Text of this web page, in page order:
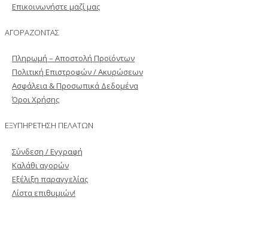
Επικοινωνήστε μαζί μας
ΑΓΟΡΑΖΟΝΤΑΣ
Πληρωμή – Αποστολή Προϊόντων
Πολιτική Επιστροφών / Ακυρώσεων
Ασφάλεια & Προσωπικά Δεδομένα
Όροι Χρήσης
ΕΞΥΠΗΡΕΤΗΣΗ ΠΕΛΑΤΩΝ
Σύνδεση / Εγγραφή
Καλάθι αγορών
Εξέλιξη παραγγελίας
Λίστα επιθυμιών!